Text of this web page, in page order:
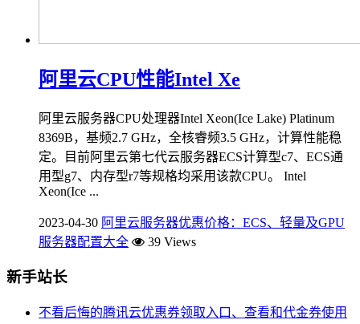
阿里云CPU性能Intel Xe
阿里云服务器CPU处理器Intel Xeon(Ice Lake) Platinum
8369B，基频2.7 GHz，全核睿频3.5 GHz，计算性能稳
定。目前阿里云第七代云服务器ECS计算型c7、ECS通
用型g7、内存型r7等规格均采用该款CPU。 Intel
Xeon(Ice ...
2023-04-30 阿里云服务器优惠价格：ECS、轻量及GPU
服务器配置大全
39 Views
新手站长
不看后悔的腾讯云优惠券领取入口、查看和代金券使用